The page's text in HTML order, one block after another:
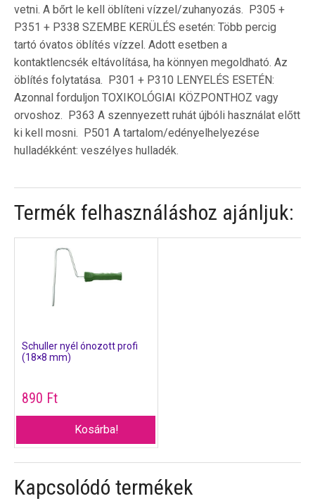
vetni. A bőrt le kell öblíteni vízzel/zuhanyozás.  P305 +
P351 + P338 SZEMBE KERÜLÉS esetén: Több percig
tartó óvatos öblítés vízzel. Adott esetben a
kontaktlencsék eltávolítása, ha könnyen megoldható. Az
öblítés folytatása.  P301 + P310 LENYELÉS ESETÉN:
Azonnal forduljon TOXIKOLÓGIAI KÖZPONTHOZ vagy
orvoshoz.  P363 A szennyezett ruhát újbóli használat előtt
ki kell mosni.  P501 A tartalom/edényelhelyezése
hulladékként: veszélyes hulladék.
Termék felhasználáshoz ajánljuk:
Schuller nyél ónozott profi
(18×8 mm)
890 Ft
Kosárba!
Kapcsolódó termékek